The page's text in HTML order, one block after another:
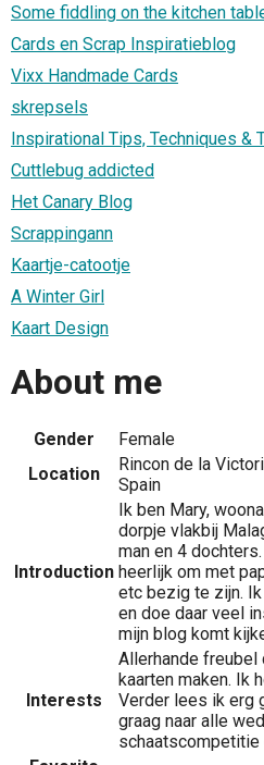
Some fiddling on the kitchen
Cards en Scrap Inspiratieblog
Vixx Handmade Cards
skrepsels
Inspirational Tips, Techniques &
Cuttlebug addicted
Het Canary Blog
Scrappingann
Kaartje-catootje
A Winter Girl
Kaart Design
About me
Gender
Female
Location
Rincon de la
Spain
Introduction
Ik ben Mary,
dorpje vlakbij
man en 4
heerlijk om met
etc bezig te zijn.
en doe daar veel
mijn blog komt
Interests
Allerhande freubel
kaarten maken. Ik
Verder lees ik erg
graag naar alle